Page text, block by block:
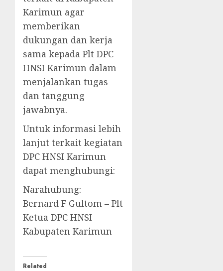
Karimun agar
memberikan
dukungan dan kerja
sama kepada Plt DPC
HNSI Karimun dalam
menjalankan tugas
dan tanggung
jawabnya.
Untuk informasi lebih
lanjut terkait kegiatan
DPC HNSI Karimun
dapat menghubungi:
Narahubung:
Bernard F Gultom – Plt
Ketua DPC HNSI
Kabupaten Karimun
Related